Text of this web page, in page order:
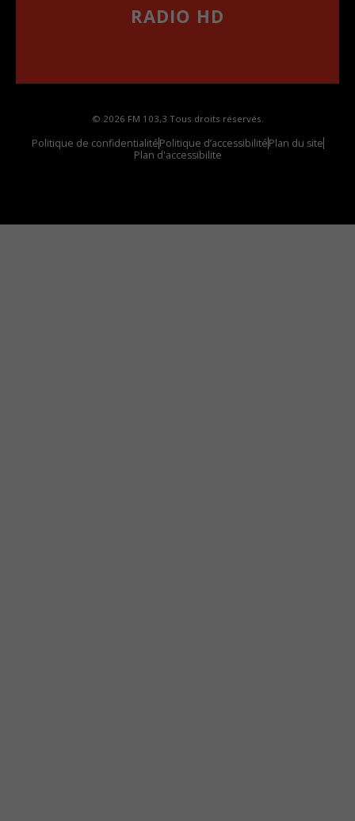
RADIO HD
© 2026 FM 103,3 Tous droits réservés.
Politique de confidentialitéPolitique d’accessibilitéPlan du site
Plan d'accessibilite